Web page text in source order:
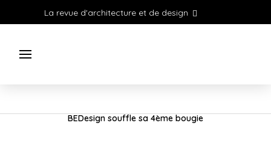
La revue d'architecture et de design
BEDesign souffle sa 4ème bougie